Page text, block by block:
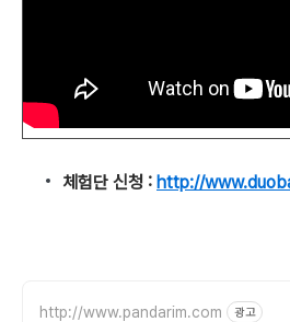
체험단 신청 : http://
http://www.pandarim.com 광고